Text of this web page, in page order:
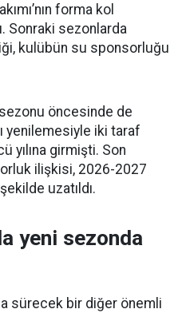
forma kol
Sonraki sezonlarda
kulübün su sponsorluğu
öncesinde de
yenilemesiyle iki taraf
yılına girmişti. Son
ilişkisi, 2026-2027
uzatıldı.
yeni sezonda
sürecek bir diğer önemli